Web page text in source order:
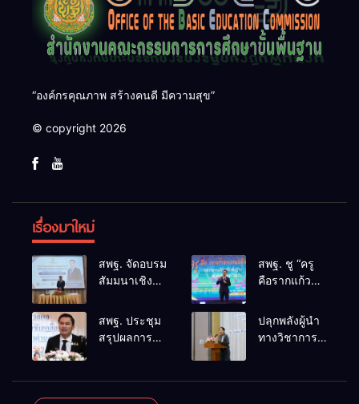
“องค์กรคุณภาพ สร้างคนดี มีความสุข”
© copyright 2026
เรื่องมาใหม่
สพฐ. จัดอบรม
สัมมนาเชิง
การดำเนิน
การทางวินัย
อย่างร้ายแรง
อบรมผู้จะเป็น
กรรมการ
สพฐ. ชู “ครู
คือรากแก้ว
ขับเคลื่อนการ
ศึกษาชาติ
ชุมชน สร้างผู้
สพฐ. ประชุม
สรุปผลการ
ปลุกพลังผู้นำ
ทางวิชาการ